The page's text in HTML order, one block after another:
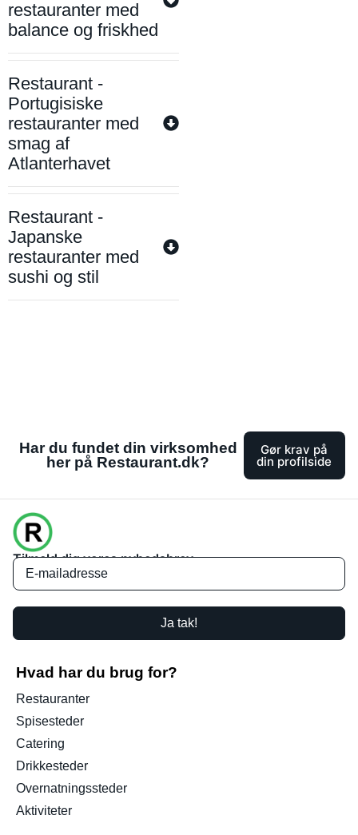
restauranter med
balance og friskhed
Restaurant -
Portugisiske
restauranter med
smag af
Atlanterhavet
Restaurant -
Japanske
restauranter med
sushi og stil
Har du fundet din virksomhed
her på Restaurant.dk?
Gør krav på
din profilside
Tilmeld dig vores nyhedsbrev
Ja tak!
Hvad har du brug for?
Restauranter
Spisesteder
Catering
Drikkesteder
Overnatningssteder
Aktiviteter